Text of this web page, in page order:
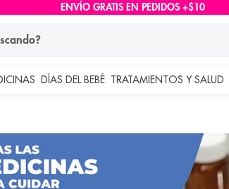
ENVÍO GRATIS EN PEDIDOS +$10
DÍAS DEL BEBÉ TRATAMIENTOS Y SALUD
buscados